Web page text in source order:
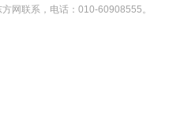
网联系，电话：010-60908555。